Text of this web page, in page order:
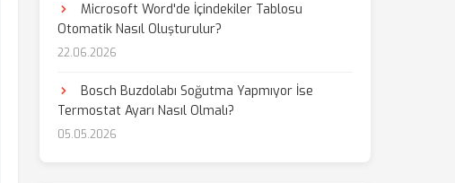
Microsoft Word'de İçindekiler Tablosu
Otomatik Nasıl Oluşturulur?
22.06.2026
Bosch Buzdolabı Soğutma Yapmıyor İse
Termostat Ayarı Nasıl Olmalı?
05.05.2026